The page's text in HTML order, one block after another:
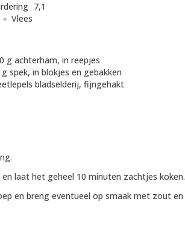
7,1
Vlees
g achterham, in reepjes
spek, in blokjes en gebakken
bladselderij, fijngehakt
laat het geheel 10 minuten zachtjes koken.
en breng eventueel op smaak met zout en